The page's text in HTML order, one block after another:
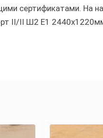
сертификатами. На
II/II Ш2 Е1